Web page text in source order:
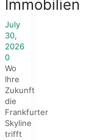
Immobilien
July
30,
2026
0
Wo
Ihre
Zukunft
die
Frankfurter
Skyline
trifft